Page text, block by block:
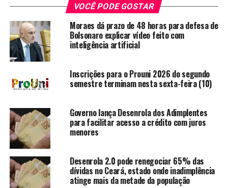
prestações atrasadas há pelo menos 90 dias. As parcelas
vencidas e as não vencidas serão somadas e será feito um
novo cronograma de pagamentos.
O governo aposta na renegociação para eliminar a
quantidade de débitos do programa. Para realizar a
renegociação, é necessário que o estudante e o fiador
compareçam no Banco, com documento de identificação
Fonte: Ceará Agora
TÓPICOS RELACIONADOS:
FIES
FINANCIAMENTO PRAZO
PROGRAMA
RENEGOCIAÇÃO
SUPERIOR
VOCÊ PODE GOSTAR
Moraes dá prazo de 48 horas para defesa de
Bolsonaro explicar vídeo feito com
inteligência artificial
Inscrições para o Prouni 2026 do segundo
semestre terminam nesta sexta-feira (10)
Governo lança Desenrola dos Adimplentes
para facilitar acesso a crédito com juros
menores
Desenrola 2.0 pode renegociar 65% das
dívidas no Ceará, estado onde inadimplência
atinge mais da metade da população